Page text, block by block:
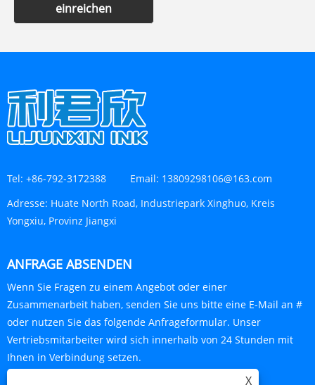
einreichen
Tel: +86-792-3172388 Email: 13809298106@163.com
Adresse: Huate North Road, Industriepark Xinghuo, Kreis
Yongxiu, Provinz Jiangxi
ANFRAGE ABSENDEN
Wenn Sie Fragen zu einem Angebot oder einer
Zusammenarbeit haben, senden Sie uns bitte eine E-Mail an #
oder nutzen Sie das folgende Anfrageformular. Unser
Vertriebsmitarbeiter wird sich innerhalb von 24 Stunden mit
Ihnen in Verbindung setzen.
X